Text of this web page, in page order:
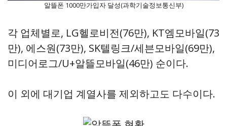
알뜰폰 1000만가입자 달성(과학기술정보통신부)
각 업체별로, LG헬로비전(76만), KT엠모바일(73
만), 에스원(73만), SK텔링크/세븐모바일(69만),
미디어로그/U+알뜰모바일(46만) 순이다.
이 외에 대기업 계열사를 제외하고도 다수이다.